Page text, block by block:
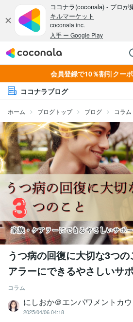
会員登録で10％割引クー
ココナラブログ
ホーム ブログトップ ブログ コラム
うつ病の回復に大切な3つ
アラーにできるやさしいサ
コラム
にしおか＠エンパワメントカ
2025/04/06 04:18